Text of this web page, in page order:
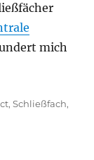
mich
,Schließfach,